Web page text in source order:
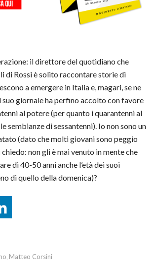
il direttore del quotidiano che
di Rossi è solito raccontare storie di
a emergere in Italia e, magari, se ne
suo giornale ha perfino accolto con favore
al potere (per quanto i quarantenni al
sembianze di sessantenni). Io non sono un
(dato che molti giovani sono peggio
non gli è mai venuto in mente che
di 40-50 anni anche l’età dei suoi
di quello della domenica)?
Matteo Corsini